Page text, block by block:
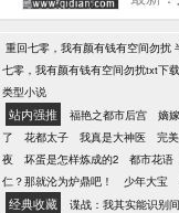
就是：
么！”
特意为
这个屋
间里，
挽狂澜
驶向何
节严谨
望大家
重回七零，我有颜有钱有空间勿扰
七零，我有颜有钱有空间勿扰txt下载
类型小说
站内强推 福艳之都市后宫 嫡
了
花都太子 我真是大神医 完
夜
坏蛋是怎样炼成的2 都市花语
仁？那就沦为炉鼎吧！
少年大宝
经典收藏 谍战：我其实能识别